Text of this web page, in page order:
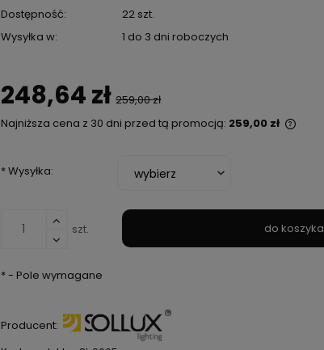
Dostępność:
22 szt.
Wysyłka w:
1 do 3 dni roboczych
248,64 zł 259,00 zł
Najniższa cena z 30 dni przed tą promocją: 259,00 zł
niż 30 dni, wyświetlana jest najniższa
pojawił się w sprzedaży.
*Wysyłka:
szt. do koszyka
*- Pole wymagane
Producent: